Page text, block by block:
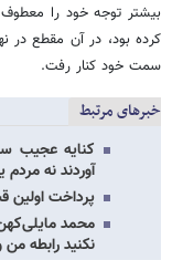
بیشتر توجه خود را
کرده بود، در آن مقطع در
سمت خود کنار رفت.
خبرهای مرتبط
آوردند نه مردم
پرداخت اولین
محمد
نکنید رابطه